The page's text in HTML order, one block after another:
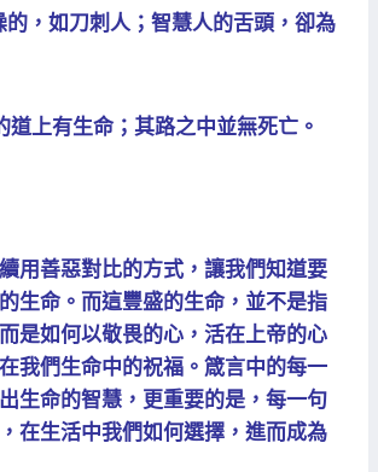
，如刀刺人；智慧人的舌頭，卻為
上有生命；其路之中並無死亡。
用善惡對比的方式，讓我們知道要
生命。而這豐盛的生命，並不是指
是如何以敬畏的心，活在上帝的心
我們生命中的祝福。箴言中的每一
生命的智慧，更重要的是，每一句
在生活中我們如何選擇，進而成為